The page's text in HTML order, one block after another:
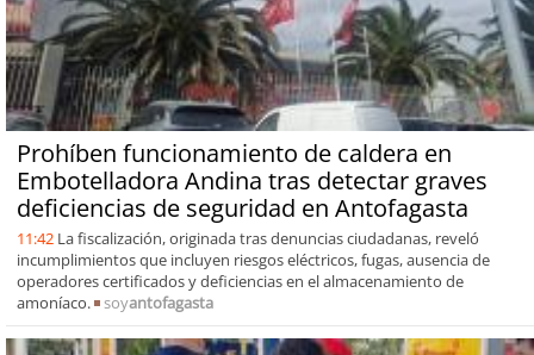
Prohíben funcionamiento de caldera en
Embotelladora Andina tras detectar graves
deficiencias de seguridad en Antofagasta
11:42 La fiscalización, originada tras denuncias ciudadanas, reveló
incumplimientos que incluyen riesgos eléctricos, fugas, ausencia de
operadores certificados y deficiencias en el almacenamiento de
amoníaco.
soyantofagasta